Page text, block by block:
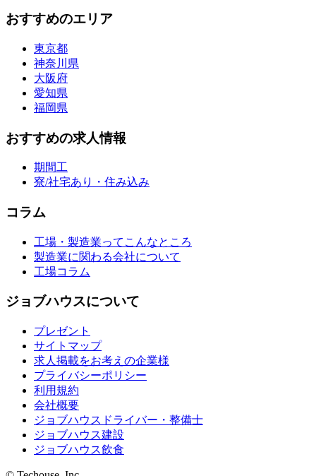
おすすめのエリア
東京都
神奈川県
大阪府
愛知県
福岡県
おすすめの求人情報
期間工
寮/社宅あり・住み込み
コラム
工場・製造業ってこんなところ
製造業に関わる会社について
工場コラム
ジョブハウスについて
プレゼント
サイトマップ
求人掲載をお考えの企業様
プライバシーポリシー
利用規約
会社概要
ジョブハウスドライバー・整備士
ジョブハウス建設
ジョブハウス飲食